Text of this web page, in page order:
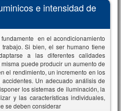
e intensidad de
en el acondicionamiento
Si bien, el ser humano tiene
a las diferentes calidades
puede producir un aumento de
el rendimiento, un incremento en los
Un adecuado análisis de
los sistemas de iluminación, la
y las características individuales,
se deben considerar